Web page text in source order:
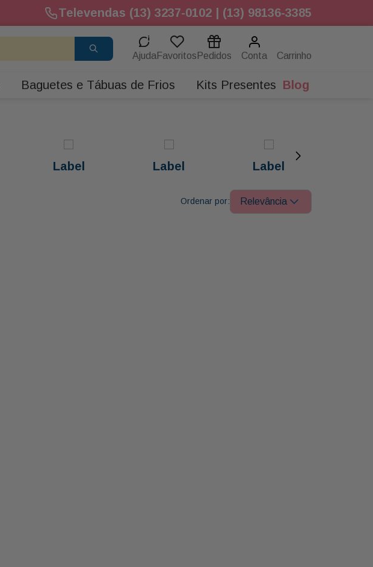
Televendas (13) 3237-0102 | (13) 98136-3385
Ajuda Favoritos Pedidos Conta
Baguetes e Tábuas de Frios Kits Presentes Blog
Label Label Label
Relevância